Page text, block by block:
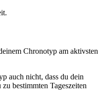
Chronotyp am aktivsten
auch nicht, dass du dein
bestimmten Tageszeiten